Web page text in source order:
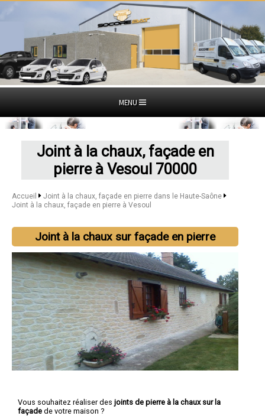
MENU
Joint à la chaux, façade en
pierre à Vesoul 70000
Accueil
Joint à la chaux, façade en pierre dans le Haute-Saône
Joint à la chaux, façade en pierre à Vesoul
Joint à la chaux sur façade en pierre
Vous souhaitez réaliser des joints de pierre à la chaux sur la
façade de votre maison ?